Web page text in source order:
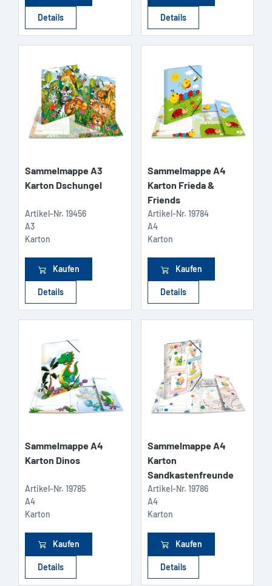
Details Details
Sammelmappe A3
Karton Dschungel
Artikel-Nr. 19456
A3
Karton
Kaufen
Details
Sammelmappe A4
Karton Frieda &
Friends
Artikel-Nr. 19784
A4
Karton
Kaufen
Details
Sammelmappe A4
Karton Dinos
Artikel-Nr. 19785
A4
Karton
Kaufen
Details
Sammelmappe A4
Karton
Sandkastenfreunde
Artikel-Nr. 19786
A4
Karton
Kaufen
Details